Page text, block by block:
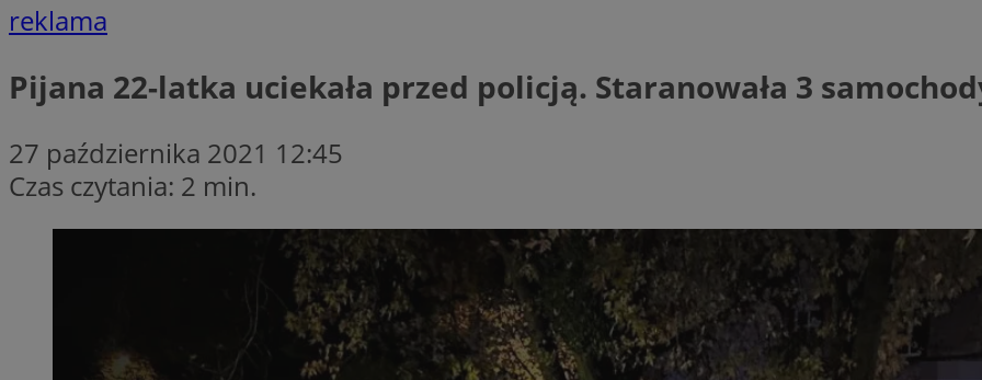
reklama
Pijana 22-latka uciekała przed policją. Staranowała 3
27 października 2021 12:45
Czas czytania: 2 min.